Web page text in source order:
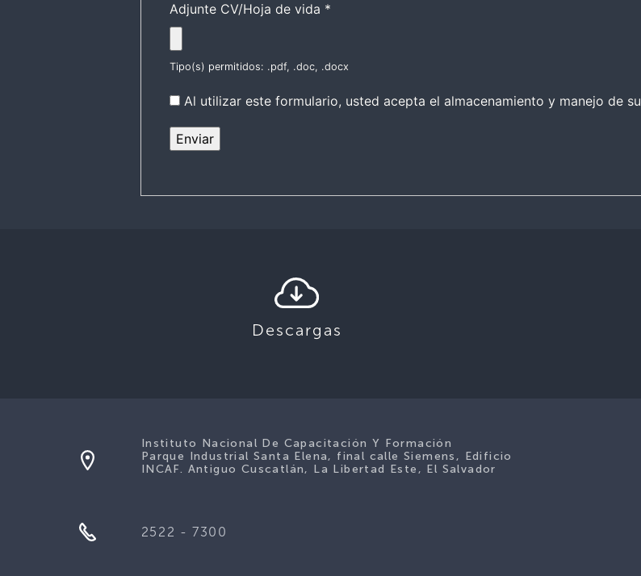
Adjunte CV/Hoja de vida *
Tipo(s) permitidos: .pdf, .doc, .docx
Al utilizar este formulario, usted acepta el almacenamiento y manejo de
Descargas
Instituto Nacional De Capacitación Y Formación
Parque Industrial Santa Elena, final calle Siemens, Edificio
INCAF. Antiguo Cuscatlán, La Libertad Este, El Salvador
2522 - 7300